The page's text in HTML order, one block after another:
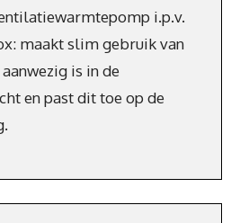
i.p.v.
maakt slim gebruik van
is in de
en past dit toe op de